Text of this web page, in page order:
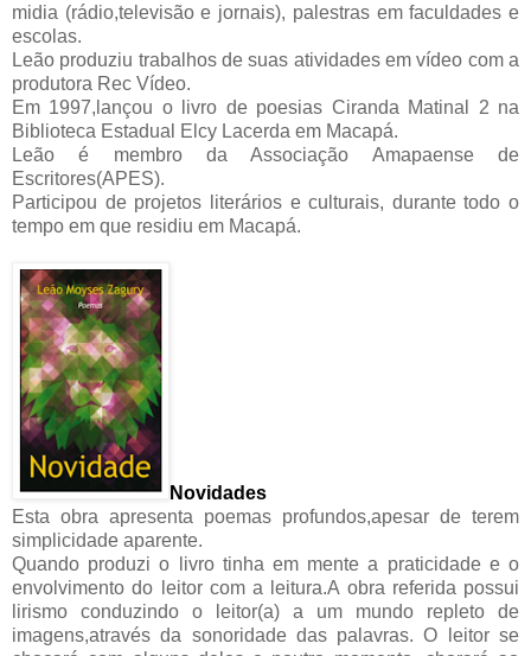
midia (rádio,televisão e jornais), palestras em faculdades e
escolas.
Leão produziu trabalhos de suas atividades em vídeo com a
produtora Rec Vídeo.
Em 1997,lançou o livro de poesias Ciranda Matinal 2 na
Biblioteca Estadual Elcy Lacerda em Macapá.
Leão é membro da Associação Amapaense de
Escritores(APES).
Participou de projetos literários e culturais, durante todo o
tempo em que residiu em Macapá.
Novidades
Esta obra apresenta poemas profundos,apesar de terem
simplicidade aparente.
Quando produzi o livro tinha em mente a praticidade e o
envolvimento do leitor com a leitura.A obra referida possui
lirismo conduzindo o leitor(a) a um mundo repleto de
imagens,através da sonoridade das palavras. O leitor se